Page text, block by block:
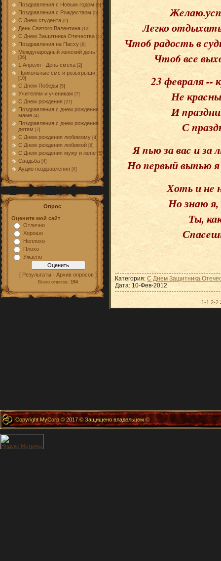
Поздравления с Новым годом [9]
Поздравления с Рождеством [5]
С Днем студента [2]
День Святого Валентина [12]
С Днем Защитника Отечества [12]
Поздравления на Пасху [8]
Международный женский день
[36]
1 Апреля - День смеха [2]
Прикольные смс и розыгрыши
[10]
С Днем Победы [5]
Учителям и ученикам [7]
С Днем рождения [27]
Поздравления с днем рождения
маме [4]
Поздравления с днем рождения
детям [7]
С Днем рождения любимому [4]
С Днем рождения любимой [6]
С Днем рождения мужу и жене [5]
Свадьба [4]
Аудио поздравления [4]
Опрос
Оцените мой сайт
Отлично
Хорошо
Неплохо
Плохо
Ужасно
[ Результаты · Архив опросов ]
Всего ответов: 194
Лeгко
Чmо6 радоcmь в
Чmо6 вce
23 фeвраля --
Нe
И
С
Я nью за ваc и за
Но neрвый выnью я
Хоmь и нe
Но знаю я,
Ты,
Категория: С Днем Защитника
Дата: 10-Фев-2012
1-1 2-2
Copyright MyCorp © 2017 © Защищено владельцем ©